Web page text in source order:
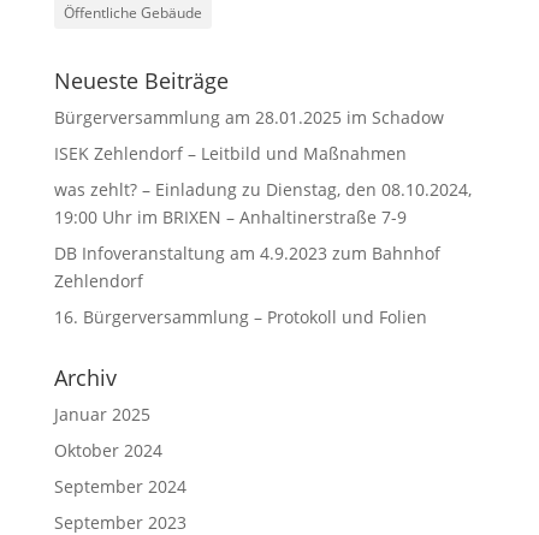
Öffentliche Gebäude
Neueste Beiträge
Bürgerversammlung am 28.01.2025 im Schadow
ISEK Zehlendorf – Leitbild und Maßnahmen
was zehlt? – Einladung zu Dienstag, den 08.10.2024,
19:00 Uhr im BRIXEN – Anhaltinerstraße 7-9
DB Infoveranstaltung am 4.9.2023 zum Bahnhof
Zehlendorf
16. Bürgerversammlung – Protokoll und Folien
Archiv
Januar 2025
Oktober 2024
September 2024
September 2023